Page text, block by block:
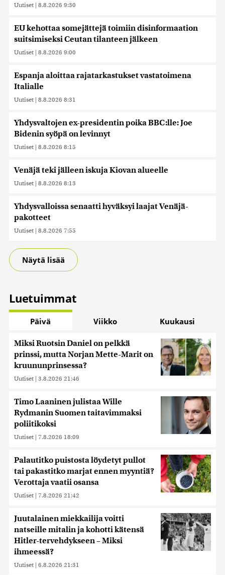
Uutiset | 8.8.2026 9:30
EU kehottaa somejättejä toimiin disinformaation
suitsimiseksi Ceutan tilanteen jälkeen
Uutiset | 8.8.2026 9:00
Espanja aloittaa rajatarkastukset vastatoimena
Italialle
Uutiset | 8.8.2026 8:31
Yhdysvaltojen ex-presidentin poika BBC:lle: Joe
Bidenin syöpä on levinnyt
Uutiset | 8.8.2026 8:15
Venäjä teki jälleen iskuja Kiovan alueelle
Uutiset | 8.8.2026 8:13
Yhdysvalloissa senaatti hyväksyi laajat Venäjä-
pakotteet
Uutiset | 8.8.2026 7:55
Näytä lisää
Luetuimmat
Päivä Viikko Kuukausi
Miksi Ruotsin Daniel on pelkkä
prinssi, mutta Norjan Mette-Marit on
kruununprinsessa?
Uutiset | 3.8.2026 21:46
Timo Laaninen julistaa Wille
Rydmanin Suomen taitavimmaksi
poliitikoksi
Uutiset | 7.8.2026 18:09
Palautitko puistosta löydetyt pullot
tai pakastitko marjat ennen myyntiä?
Verottaja vaatii osansa
Uutiset | 7.8.2026 21:42
Juutalainen miekkailija voitti
natseille mitalin ja kohotti kätensä
Hitler-tervehdykseen – Miksi
ihmeessä?
Uutiset | 6.8.2026 21:31